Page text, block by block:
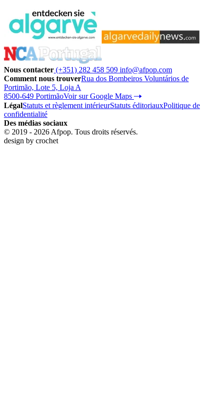
Nous contacter (+351) 282 458 509 info@afpop.com
Comment nous trouverRua dos Bombeiros Voluntários de
Portimão, Lote 5, Loja A
8500-649 PortimãoVoir sur Google Maps
LégalStatuts et règlement intérieurStatuts éditoriauxPolitique de
confidentialité
Des médias sociaux
© 2019 - 2026 Afpop. Tous droits réservés.
design by crochet